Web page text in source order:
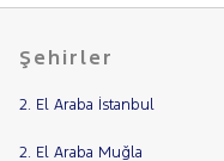
Şehirler
2. El Araba İstanbul
2. El Araba Muğla